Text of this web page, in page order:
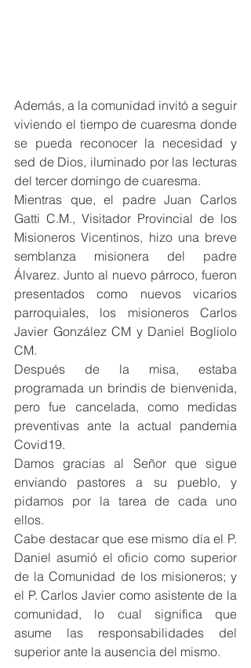
Además, a la comunidad invitó a seguir
viviendo el tiempo de cuaresma donde
se pueda reconocer la necesidad y
sed de Dios, iluminado por las lecturas
del tercer domingo de cuaresma.
Mientras que, el padre Juan Carlos
Gatti C.M., Visitador Provincial de los
Misioneros Vicentinos, hizo una breve
semblanza misionera del padre
Álvarez. Junto al nuevo párroco, fueron
presentados como nuevos vicarios
parroquiales, los misioneros Carlos
Javier González CM y Daniel Bogliolo
CM.
Después de la misa, estaba
programada un brindis de bienvenida,
pero fue cancelada, como medidas
preventivas ante la actual pandemia
Covid19.
Damos gracias al Señor que sigue
enviando pastores a su pueblo, y
pidamos por la tarea de cada uno
ellos.
Cabe destacar que ese mismo día el P.
Daniel asumió el oficio como superior
de la Comunidad de los misioneros; y
el P. Carlos Javier como asistente de la
comunidad, lo cual significa que
asume las responsabilidades del
superior ante la ausencia del mismo.